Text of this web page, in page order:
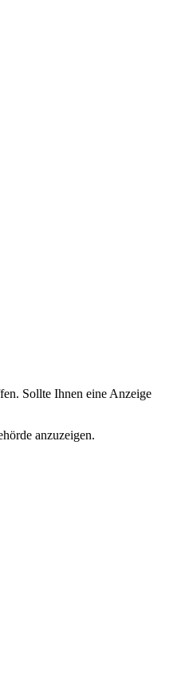
Sollte Ihnen eine Anzeige
anzuzeigen.